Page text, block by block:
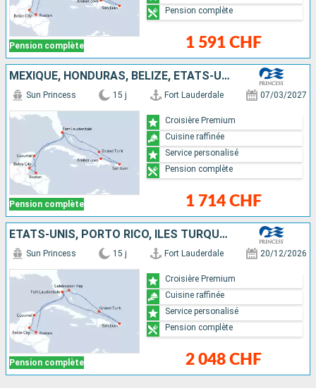
Pension complète 1 591 CHF
Pension complète
MEXIQUE, HONDURAS, BELIZE, ÉTATS-UNIS, ÎLES TURQUES-ET-CAÏQUES, PORTO RICO, RÉPUBLIQUE DOMINICAINE
Pension complète
Sun Princess 15 j Fort Lauderdale 07/03/2027
1 714 CHF
Croisière Premium
Cuisine raffinée
Service personalisé
Pension complète
ÉTATS-UNIS, PORTO RICO, ÎLES TURQUES-ET-CAÏQUES, BAHAMAS, MEXIQUE, BELIZE, HONDURAS
Pension complète
Sun Princess 15 j Fort Lauderdale 20/12/2026
2 048 CHF
Croisière Premium
Cuisine raffinée
Service personalisé
Pension complète